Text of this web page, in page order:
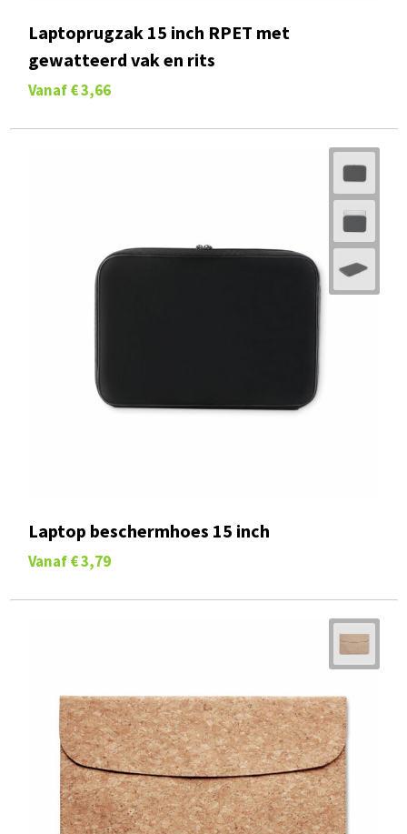
Laptoprugzak 15 inch RPET met
gewatteerd vak en rits
Vanaf € 3,66
Laptop beschermhoes 15 inch
Vanaf € 3,79